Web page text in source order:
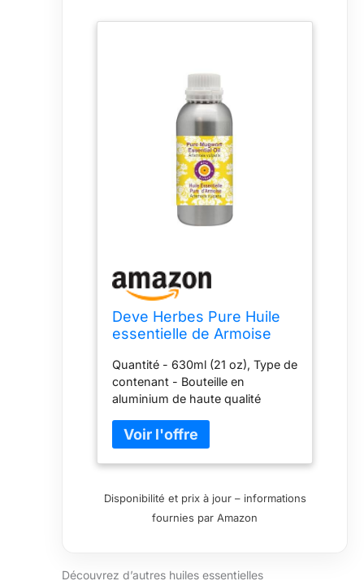
Deve Herbes Pure Huile
essentielle de Armoise
à la vapeur qualité
thérapeutique naturelle
630ml (21 oz)
Quantité - 630ml (21 oz), Type de
contenant - Bouteille en
aluminium de haute qualité
puissance. Méthode d'extraction
- Distillation à la vapeur, Nom
botanique - Artemisia vulgaris,
peau, Léger, Non gras, Non
collant, Pour toutes les saisons
qualité thérapeutique, sans
Disponibilité et prix à jour – informations
fournies par Amazon
Découvrez d’autres huiles essentielles